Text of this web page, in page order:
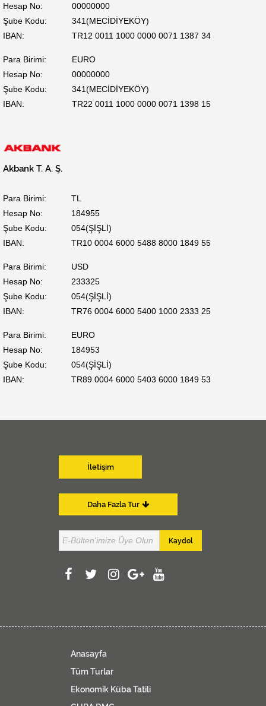
Hesap No:
Şube Kodu:
IBAN:
00000000
341(MECİDİYEKÖY)
TR12 0011 1000 0000 0071 1387 34
Para Birimi:
Hesap No:
Şube Kodu:
IBAN:
EURO
00000000
341(MECİDİYEKÖY)
TR22 0011 1000 0000 0071 1398 15
Akbank T. A. Ş.
Para Birimi:
Hesap No:
Şube Kodu:
IBAN:
TL
184955
054(ŞİŞLİ)
TR10 0004 6000 5488 8000 1849 55
Para Birimi:
Hesap No:
Şube Kodu:
IBAN:
USD
233325
054(ŞİŞLİ)
TR76 0004 6000 5400 1000 2333 25
Para Birimi:
Hesap No:
Şube Kodu:
IBAN:
EURO
184953
054(ŞİŞLİ)
TR89 0004 6000 5403 6000 1849 53
İletişim
Daha Fazla Tur
Kaydol
Anasayfa
Tüm Turlar
Ekonomik Küba Tatili